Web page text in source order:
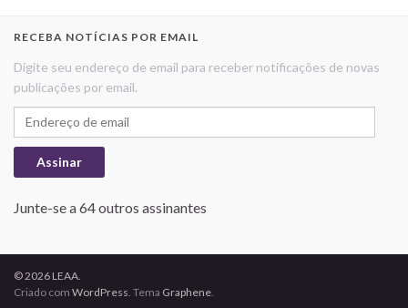
RECEBA NOTÍCIAS POR EMAIL
Digite seu endereço de email para receber notificações de novas
publicações por email.
Endereço de email
Assinar
Junte-se a 64 outros assinantes
© 2026 LEAA.
Criado com WordPress . Tema Graphene